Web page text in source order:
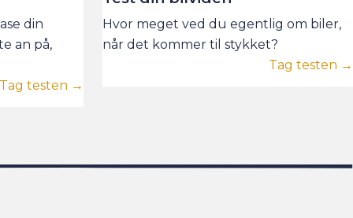
din
an på,
Tag testen →
Hvor meget ved du egentlig om biler,
når det kommer til stykket?
Tag testen →